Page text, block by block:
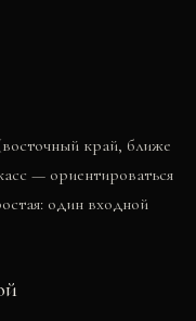
край, ближе
— ориентироваться
один входной